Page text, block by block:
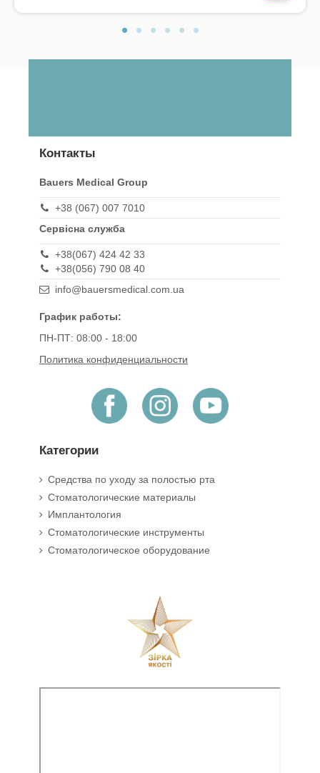
Контакты
Bauers Medical Group
+38 (067) 007 7010
Сервісна служба
+38(067) 424 42 33
+38(056) 790 08 40
info@bauersmedical.com.ua
График работы:
ПН-ПТ: 08:00 - 18:00
Политика конфиденциальности
Категории
Средства по уходу за полостью рта
Стоматологические материалы
Имплантология
Стоматологические инструменты
Стоматологическое оборудование